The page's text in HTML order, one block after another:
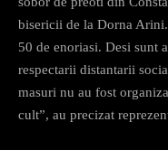
bisericii de la Dorna
50 de enoriasi. Desi sunt
respectarii distantarii
masuri nu au fost
cult”, au precizat